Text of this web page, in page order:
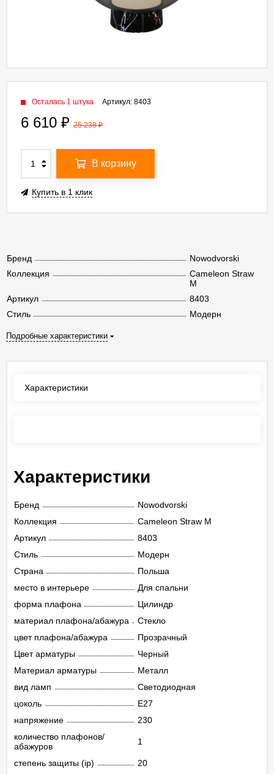
Бренд
Nowodvorski
Коллекция
Cameleon Straw
M
Артикул
8403
Стиль
Модерн
Подробные характеристики
Артикул: 8403
Осталась 1 штука
6 610 ₽ 25 238₽
В корзину
Купить в 1 клик
Характеристики
Характеристики
Бренд
Nowodvorski
Коллекция
Cameleon Straw M
Артикул
8403
Стиль
Модерн
Страна
Польша
место в интерьере
Для спальни
форма плафона
Цилиндр
материал плафона/абажура
Стекло
цвет плафона/абажура
Прозрачный
Цвет арматуры
Черный
Материал арматуры
Металл
вид ламп
Светодиодная
цоколь
E27
напряжение
230
количество плафонов/
абажуров
1
степень защиты (ip)
20